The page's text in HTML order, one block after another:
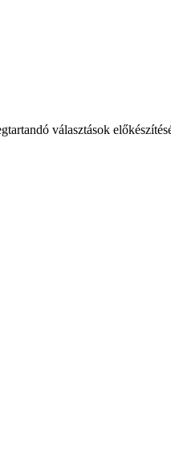
választások